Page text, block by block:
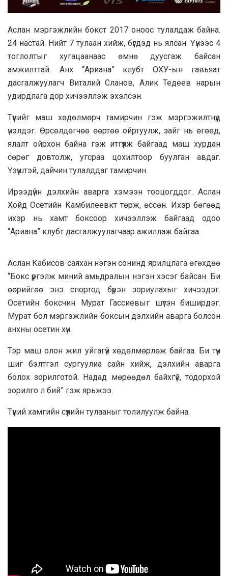
Аслан мэргэжлийн бокст 2017 оноос тулалдаж байна.
24 настай. Нийт 7 тулаан хийж, бүгдэд нь ялсан. Үүнээс 4
тоглолтыг хугацаанаас өмнө дуусгаж байсан
амжилттай. Анх “Ариана” клубт ОХУ-ын гавьяат
дасгалжуулагч Виталий Сланов, Алик Тедеев нарын
удирдлага дор хичээллэж эхэлсэн.
Түүнийг маш хөдөлмөрч тамирчин гэж мэргэжилтнүүд
үнэлдэг. Өрсөлдөгчөө өөртөө ойртуулж, зайг нь өгөөд,
ялалт ойрхон байна гэж итгүүлж байгаад маш хурдан
сөрөг довтолж, угсраа цохилтоор буулган авдаг.
Үзүүштэй, дайчин тулалддаг тамирчин.
Ирээдүйн дэлхийн аварга хэмээн тооцогддог. Аслан
Хойд Осетийн Камбилеевкт төрж, өссөн. Ихэр бөгөөд
ихэр нь хамт боксоор хичээллэж байгаад одоо
“Ариана” клубт дасгалжуулагчаар ажиллаж байгаа.
Аслан Кабисов саяхан нэгэн сонинд ярилцлага өгөхдөө
“Бокс үргэлж миний амьдралын нэгэн хэсэг байсан. Би
өөрийгөө энэ спортод бүрэн зориулахыг хичээдэг.
Осетийн боксчин Мурат Гассиевыг шүтэн биширдэг.
Мурат бол мэргэжлийн боксын дэлхийн аварга болсон
анхны осетин хүн.
Тэр маш олон жил уйгагүй хөдөлмөрлөж байгаа. Би түүн
шиг бэлтгэл сургуулиа сайн хийж, дэлхийн аварга
болох зорилготой. Надад мөрөөдөл байхгүй, тодорхой
зорилго л бий” гэж ярьжээ.
Түүний хамгийн сүүлийн тулааныг толилуулж байна.